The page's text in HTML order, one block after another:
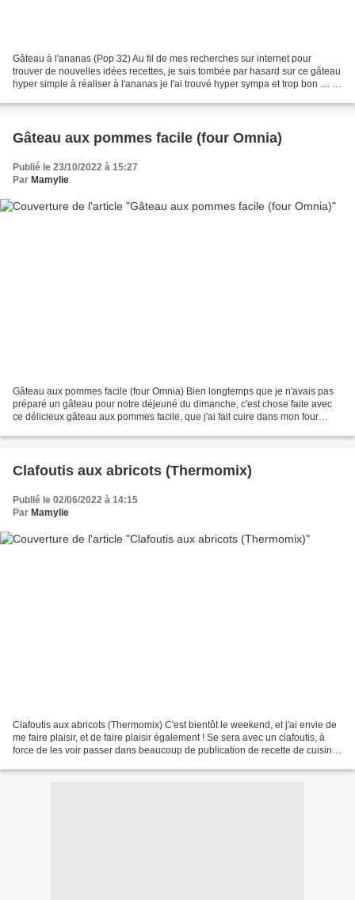
Gâteau à l'ananas (Pop 32) Au fil de mes recherches sur internet pour
trouver de nouvelles idées recettes, je suis tombée par hasard sur ce gâteau
hyper simple à réaliser à l'ananas je l'ai trouvé hyper sympa et trop bon .... il
Gâteau aux pommes facile (four Omnia)
Publié le 23/10/2022 à 15:27
Par Mamylie
Gâteau aux pommes facile (four Omnia) Bien longtemps que je n'avais pas
préparé un gâteau pour notre déjeuné du dimanche, c'est chose faite avec
ce délicieux gâteau aux pommes facile, que j'ai fait cuire dans mon four
Clafoutis aux abricots (Thermomix)
Publié le 02/06/2022 à 14:15
Par Mamylie
Clafoutis aux abricots (Thermomix) C'est bientôt le weekend, et j'ai envie de
me faire plaisir, et de faire plaisir également ! Se sera avec un clafoutis, à
force de les voir passer dans beaucoup de publication de recette de cuisine,